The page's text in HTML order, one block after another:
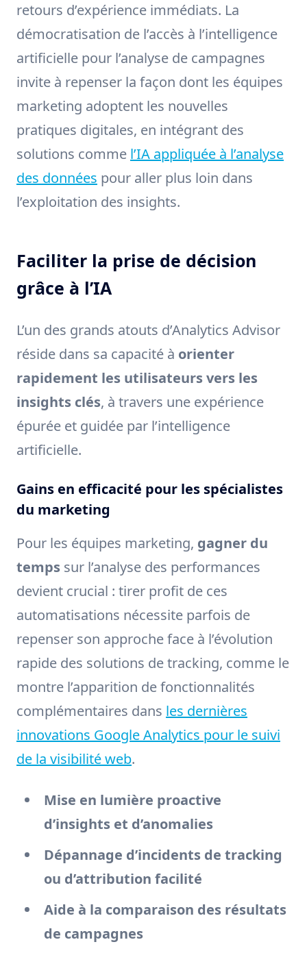
retours d’expérience immédiats. La
démocratisation de l’accès à l’intelligence
artificielle pour l’analyse de campagnes
invite à repenser la façon dont les équipes
marketing adoptent les nouvelles
pratiques digitales, en intégrant des
solutions comme l’IA appliquée à l’analyse
des données pour aller plus loin dans
l’exploitation des insights.
Faciliter la prise de décision
grâce à l’IA
L’un des grands atouts d’Analytics Advisor
réside dans sa capacité à orienter
rapidement les utilisateurs vers les
insights clés, à travers une expérience
épurée et guidée par l’intelligence
artificielle.
Gains en efficacité pour les spécialistes
du marketing
Pour les équipes marketing, gagner du
temps sur l’analyse des performances
devient crucial : tirer profit de ces
automatisations nécessite parfois de
repenser son approche face à l’évolution
rapide des solutions de tracking, comme le
montre l’apparition de fonctionnalités
complémentaires dans les dernières
innovations Google Analytics pour le suivi
de la visibilité web.
Mise en lumière proactive
d’insights et d’anomalies
Dépannage d’incidents de tracking
ou d’attribution facilité
Aide à la comparaison des résultats
de campagnes